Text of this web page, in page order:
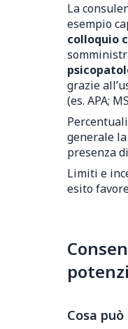
La
esempio
colloquio
grazie
(es. APA;
generale la
presenza
Limiti e
esito
Cosa